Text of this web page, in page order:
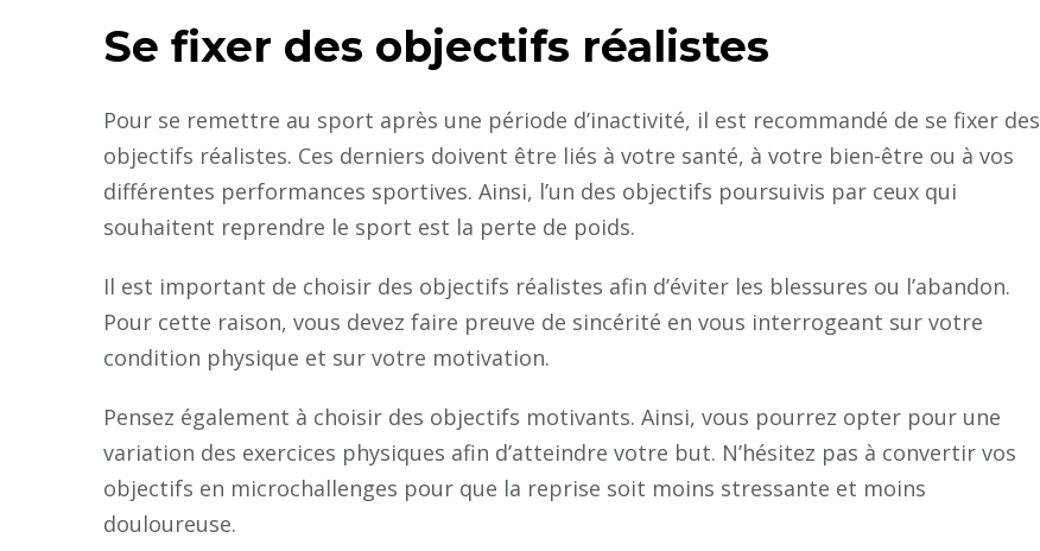
Se fixer des objectifs réalistes
Pour se remettre au sport après une période d’inactivité, il est recommandé de se fixer des
objectifs réalistes. Ces derniers doivent être liés à votre santé, à votre bien-être ou à vos
différentes performances sportives. Ainsi, l’un des objectifs poursuivis par ceux qui
souhaitent reprendre le sport est la perte de poids.
Il est important de choisir des objectifs réalistes afin d’éviter les blessures ou l’abandon.
Pour cette raison, vous devez faire preuve de sincérité en vous interrogeant sur votre
condition physique et sur votre motivation.
Pensez également à choisir des objectifs motivants. Ainsi, vous pourrez opter pour une
variation des exercices physiques afin d’atteindre votre but. N’hésitez pas à convertir vos
objectifs en microchallenges pour que la reprise soit moins stressante et moins
douloureuse.